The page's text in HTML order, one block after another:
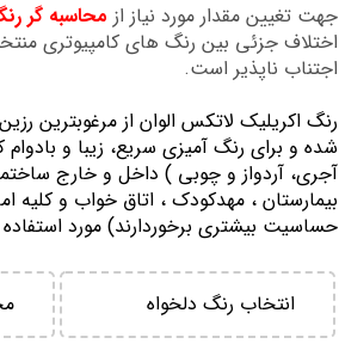
جهت تغیین مقدار مورد نیاز از محاسبه گر
اختلاف جزئی بین رنگ های کامپیوتری
اجتناب ناپذیر است.
رنگ اكريليك لاتكس الوان از مرغوبترين
شده و برای رنگ آمیزی سریع، زیبا و
بيمارستان ، مهدكودك ، اتاق خواب و كليه
حساسيت بيشتري برخوردارند) مورد استفاده
انتخاب رنگ دلخواه